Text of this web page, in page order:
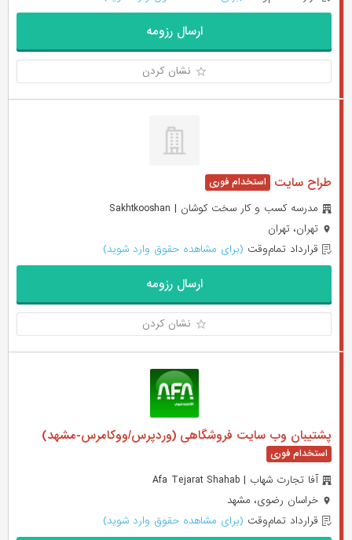
ارسال رزومه
نشان کردن
طراح سایت
مدرسه کسب و کار سخت کوشان | Sakhtkooshan
تهران، تهران
قرارداد تمام‌وقت (برای مشاهده حقوق وارد شوید)
ارسال رزومه
نشان کردن
پشتیبان وب سایت فروشگاهی (وردپرس/ووکامرس-مشهد)
آفا تجارت شهاب | Afa Tejarat Shahab
خراسان رضوی، مشهد
قرارداد تمام‌وقت (برای مشاهده حقوق وارد شوید)